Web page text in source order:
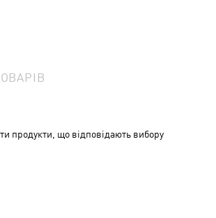
продукти, що відповідають вибору